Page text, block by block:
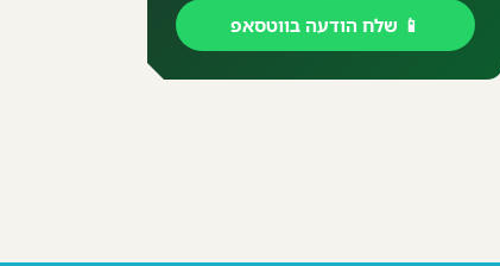
📱 שלח הודעה בווטסאפ